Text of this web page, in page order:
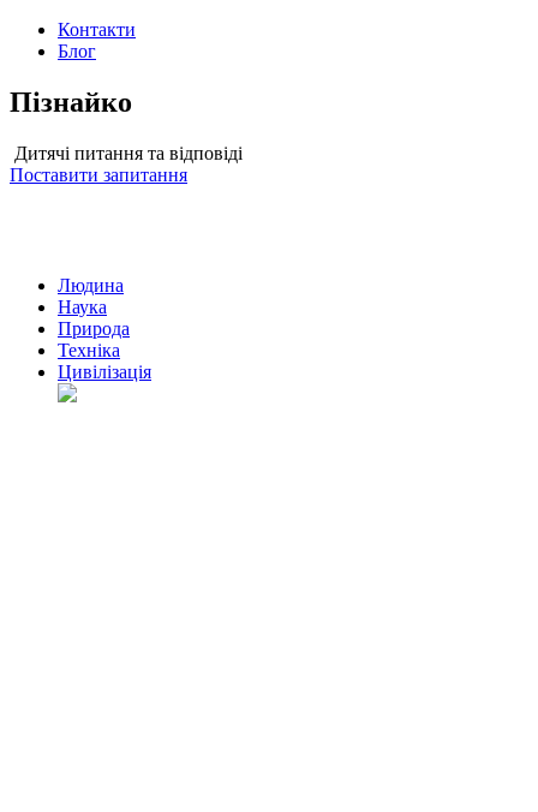
Контакти
Блог
Пізнайко
Дитячі питання та відповіді
Поставити запитання
Людина
Наука
Природа
Техніка
Цивілізація